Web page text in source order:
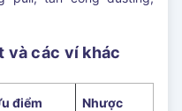
và các ví khác
điểm
Nhược